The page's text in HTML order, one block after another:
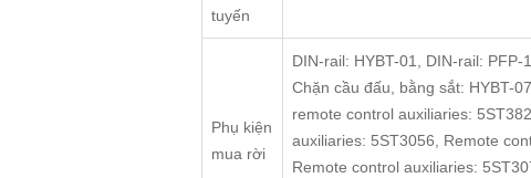
tuyến
Phụ kiện
mua rời
DIN-rail: HYBT-01, DIN-rail:
Chặn cầu đấu, bằng sắt: HYBT-
remote control auxiliaries:
auxiliaries: 5ST3056, Remote
Remote control auxiliaries: